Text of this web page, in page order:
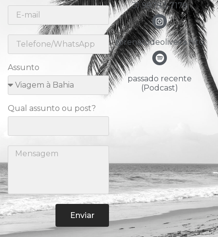
Assunto
Qual assunto ou post?
Enviar
31 98783-7178
@renatodeoliveira.nitu
passado recente
(Podcast)